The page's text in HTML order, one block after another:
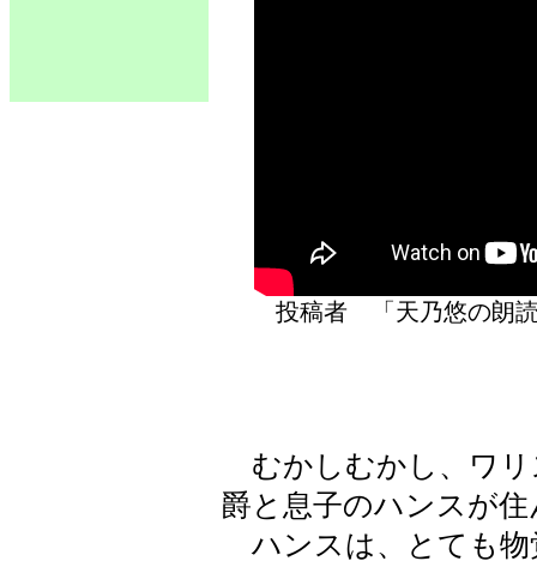
投稿者 「天乃悠の
むかしむかし、ワリ
爵と息子のハンスが
ハンスは、とても物